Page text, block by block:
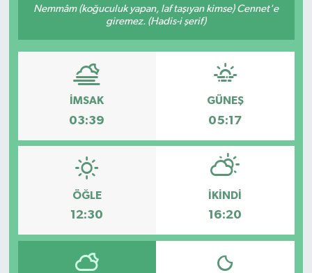
Nemmâm (koğuculuk yapan, laf taşıyan kimse) Cennet'e
giremez. (Hadis-i şerif)
İMSAK
03:39
GÜNEŞ
05:17
ÖĞLE
12:30
İKINDI
16:20